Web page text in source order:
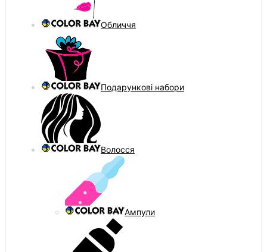
Обличчя
Подарункові набори
Волосся
Ампули